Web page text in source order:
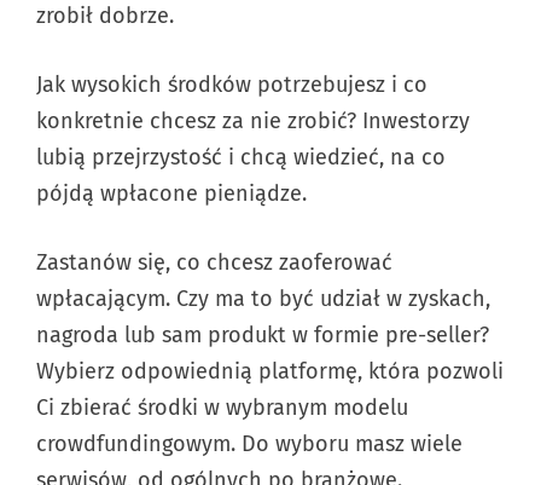
zrobił dobrze.
Jak wysokich środków potrzebujesz i co
konkretnie chcesz za nie zrobić? Inwestorzy
lubią przejrzystość i chcą wiedzieć, na co
pójdą wpłacone pieniądze.
Zastanów się, co chcesz zaoferować
wpłacającym. Czy ma to być udział w zyskach,
nagroda lub sam produkt w formie pre-seller?
Wybierz odpowiednią platformę, która pozwoli
Ci zbierać środki w wybranym modelu
crowdfundingowym. Do wyboru masz wiele